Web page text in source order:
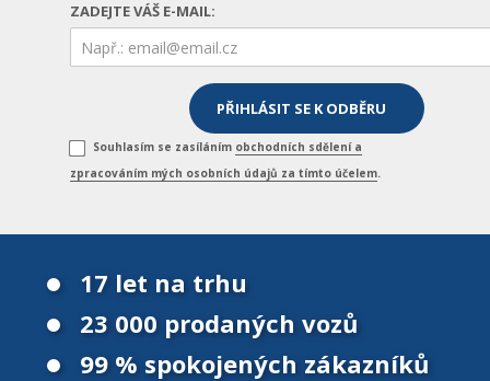
ZADEJTE VÁŠ E-MAIL:
Souhlasím se zasíláním obchodních sdělení a
zpracováním mých osobních údajů za tímto účelem.
17 let na trhu
23 000 prodaných vozů
99 % spokojených zákazníků